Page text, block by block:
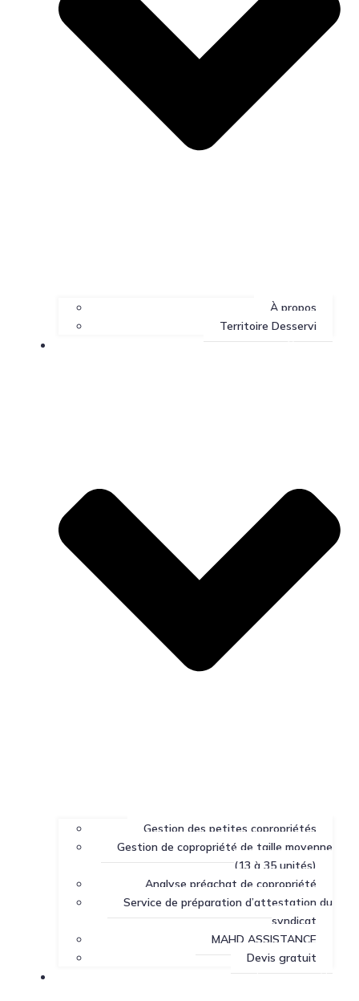
À propos
Territoire Desservi
Services
Gestion des petites copropriétés
Gestion de copropriété de taille moyenne
(13 à 35 unités)
Analyse préachat de copropriété
Service de préparation d’attestation du
syndicat
MAHD ASSISTANCE
Devis gratuit
Centre de ressources sur la copropriété